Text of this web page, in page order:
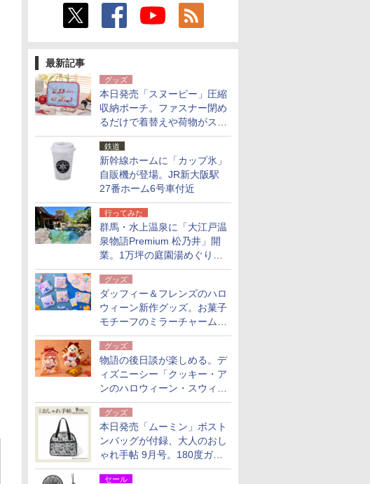
最新記事
グッズ
本日発売「スヌーピー」圧縮
収納ポーチ。ファスナー閉め
るだけで着替えや荷物がスリ
ムにまとまる
鉄道
新幹線ホームに「カップ氷」
自販機が登場。JR新大阪駅
27番ホーム6号車付近
行ってみた
群馬・水上温泉に「大江戸温
泉物語Premium 松乃井」開
業。1万坪の庭園湯めぐり＆
豪華バイキングを体験してき
た！
グッズ
ダッフィー＆フレンズのハロ
ウィーン新作グッズ。お菓子
モチーフのミラーチャーム/
デザインポーチほか
グッズ
物語の後日談が楽しめる。デ
ィズニーシー「クッキー・ア
ンのハロウィーン・スウィー
トサプライズ」限定グッズ公
開グッズ
本日発売「ムーミン」ボスト
ンバッグが付録、大人のおし
ゃれ手帖 9月号。180度ガバ
ッと開いて大容量
セール